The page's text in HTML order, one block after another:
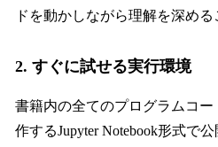
ドを動かしながら理解を深める
2. すぐに試せる実行環境
書籍内の全てのプログラムコー
作するJupyter Notebook形式で